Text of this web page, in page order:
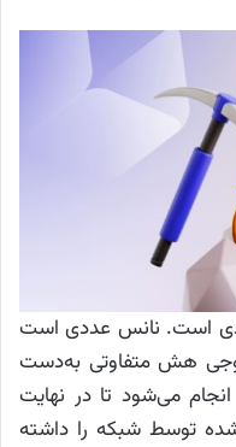
است. نانس عددی است
هش متفاوتی به‌دست
می‌شود تا در نهایت
توسط شبکه را داشته